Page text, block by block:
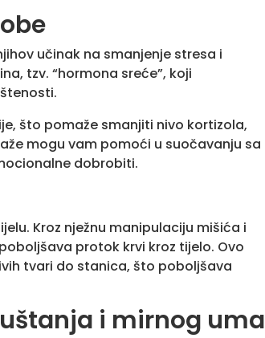
učinak na smanjenje stresa i
tzv. “hormona sreće”, koji
što pomaže smanjiti nivo kortizola,
mogu vam pomoći u suočavanju sa
dobrobiti.
Kroz nježnu manipulaciju mišića i
protok krvi kroz tijelo. Ovo
tvari do stanica, što poboljšava
i mirnog uma